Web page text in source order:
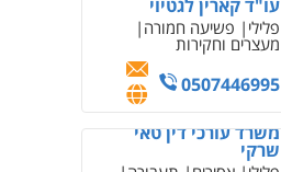
עו"ד קארין לגטיוי
פלילי פשיעה חמורה
מעצרים וחקירות
0507446995
משרד עורכי דין טאי
שרקי